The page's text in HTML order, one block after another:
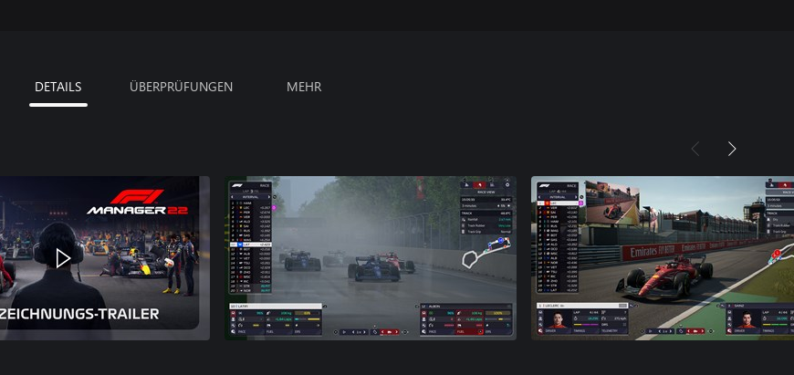
DETAILS ÜBERPRÜFUNGEN MEHR